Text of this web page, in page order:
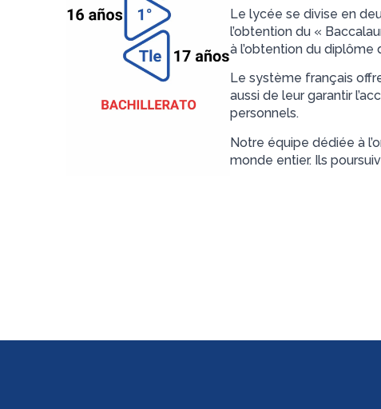
Le lycée se divise en
l’obtention du «
à l’obtention du diplôme
Le système français
aussi de leur garantir
personnels.
Notre équipe dédiée à
monde entier. Ils